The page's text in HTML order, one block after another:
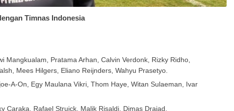
Timnas Indonesia
Mangkualam, Pratama Arhan, Calvin Verdonk, Rizky Ridho,
Mees Hilgers, Eliano Reijnders, Wahyu Prasetyo.
A-On, Egy Maulana Vikri, Thom Haye, Witan Sulaeman, Ivar
Caraka, Rafael Struick, Malik Risaldi, Dimas Drajad.